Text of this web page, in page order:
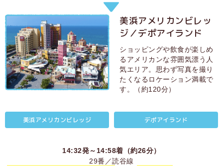
美浜アメリカンビレッ
ジ／デポアイランド
ショッピングや飲食が楽しめ
るアメリカンな雰囲気漂う人
気エリア。思わず写真を撮り
たくなるロケーション満載で
す。（約120分）
美浜アメリカンビレッジ デポアイランド
14:32発～14:58着（約26分）
29番／読谷線